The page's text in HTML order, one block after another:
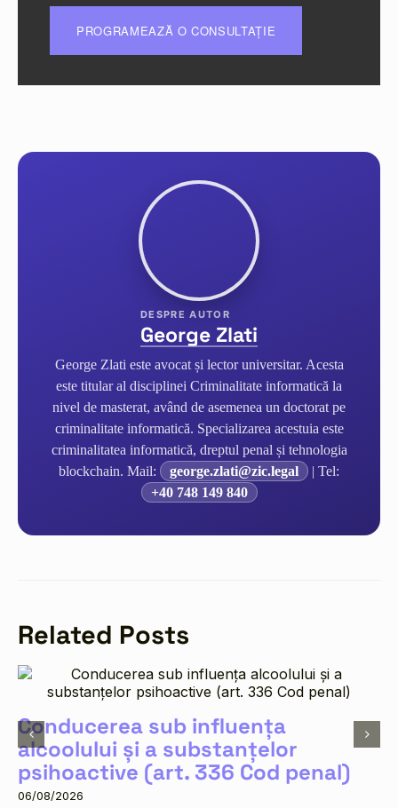
PROGRAMEAZĂ O CONSULTAȚIE
George Zlati
George Zlati este avocat și lector universitar. Acesta
este titular al disciplinei Criminalitate informatică la
nivel de masterat, având de asemenea un doctorat pe
criminalitate informatică. Specializarea acestuia este
criminalitatea informatică, dreptul penal și tehnologia
blockchain. Mail:
george.zlati@zic.legal
| Tel:
+40 748 149 840
Related Posts
Conducerea sub influența
alcoolului și a substanțelor
psihoactive (art. 336 Cod penal)
06/08/2026